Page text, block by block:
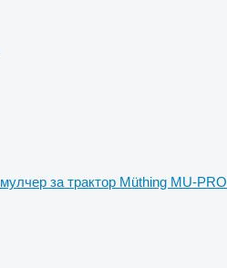
мулчер за трактор Müthing MU-PRO